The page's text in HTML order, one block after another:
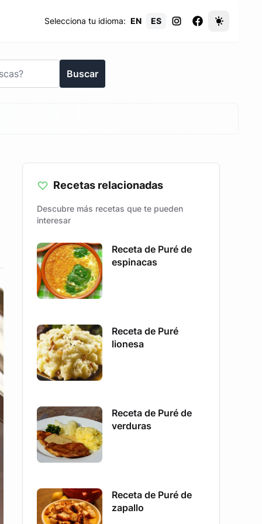
Selecciona tu idioma: EN ES
Buscar
Recetas relacionadas
Descubre más recetas que te pueden
interesar
Receta de Puré de
espinacas
Receta de Puré
lionesa
Receta de Puré de
verduras
Receta de Puré de
zapallo